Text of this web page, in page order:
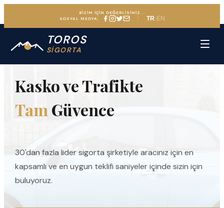
BİZİM İÇİN DEĞERLİSİNİZ...
SOSYAL MEDYA
TR| EN
TOROS
SİGORTA
ARAÇ SIGORTASINDA UZMAN DENEYIM
Kasko ve Trafikte
Tam Güvence
30'dan fazla lider sigorta şirketiyle aracınız için en
kapsamlı ve en uygun teklifi saniyeler içinde sizin için
buluyoruz.